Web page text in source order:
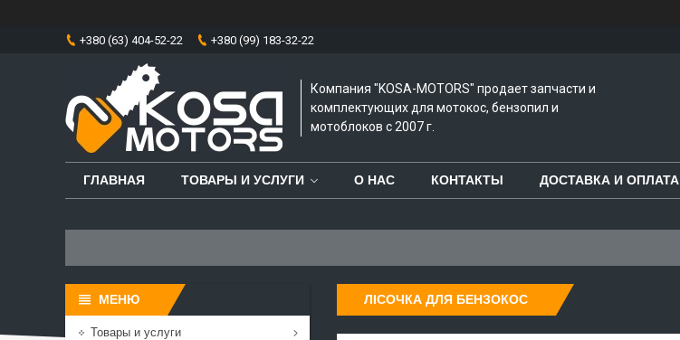
+380 (63) 404-52-22 +380 (99) 183-32-22
Компания "KOSA-MOTORS" продает запчасти и
комплектующих для мотокос, бензопил и
мотоблоков с 2007 г.
ГЛАВНАЯ ТОВАРЫ И УСЛУГИ О НАС КОНТАКТЫ ДОСТАВКА И ОПЛАТА
ЛІСОЧКА ДЛЯ БЕНЗОКОС
Товары и услуги